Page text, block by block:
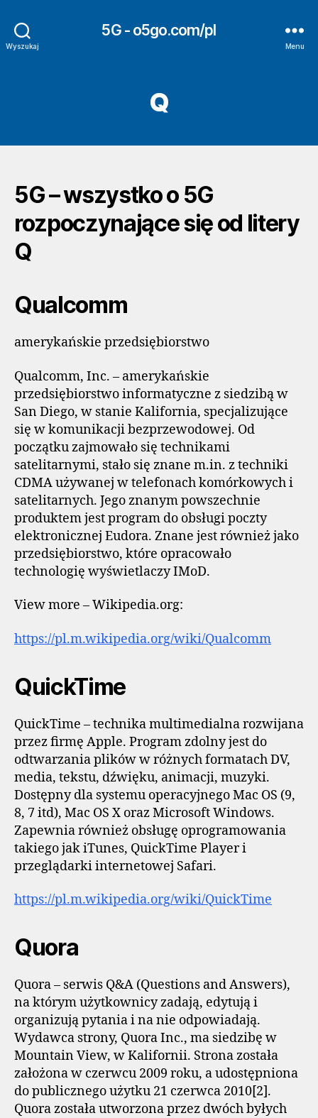
Wyszukaj
5G - o5go.com/pl
Menu
Q
5G – wszystko o 5G
rozpoczynające się od litery
Q
Qualcomm
amerykańskie przedsiębiorstwo
Qualcomm, Inc. – amerykańskie
przedsiębiorstwo informatyczne z siedzibą w
San Diego, w stanie Kalifornia, specjalizujące
się w komunikacji bezprzewodowej. Od
początku zajmowało się technikami
satelitarnymi, stało się znane m.in. z techniki
CDMA używanej w telefonach komórkowych i
satelitarnych. Jego znanym powszechnie
produktem jest program do obsługi poczty
elektronicznej Eudora. Znane jest również jako
przedsiębiorstwo, które opracowało
technologię wyświetlaczy IMoD.
View more – Wikipedia.org:
https://pl.m.wikipedia.org/wiki/Qualcomm
QuickTime
QuickTime – technika multimedialna rozwijana
przez firmę Apple. Program zdolny jest do
odtwarzania plików w różnych formatach DV,
media, tekstu, dźwięku, animacji, muzyki.
Dostępny dla systemu operacyjnego Mac OS (9,
8, 7 itd), Mac OS X oraz Microsoft Windows.
Zapewnia również obsługę oprogramowania
takiego jak iTunes, QuickTime Player i
przeglądarki internetowej Safari.
https://pl.m.wikipedia.org/wiki/QuickTime
Quora
Quora – serwis Q&A (Questions and Answers),
na którym użytkownicy zadają, edytują i
organizują pytania i na nie odpowiadają.
Wydawca strony, Quora Inc., ma siedzibę w
Mountain View, w Kalifornii. Strona została
założona w czerwcu 2009 roku, a udostępniona
do publicznego użytku 21 czerwca 2010[2].
Quora została utworzona przez dwóch byłych